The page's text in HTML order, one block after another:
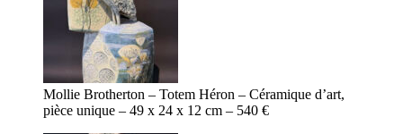
Mollie Brotherton – Totem Héron – Céramique d’art,
pièce unique – 49 x 24 x 12 cm – 540 €